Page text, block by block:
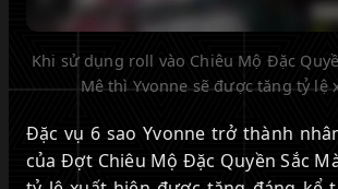
Khi sử dụng roll vào Chiêu Mộ Đặc
Mê thì Yvonne sẽ được tăng tỷ lệ
Đặc vụ 6 sao Yvonne trở thành
của Đợt Chiêu Mộ Đặc Quyền Sắc